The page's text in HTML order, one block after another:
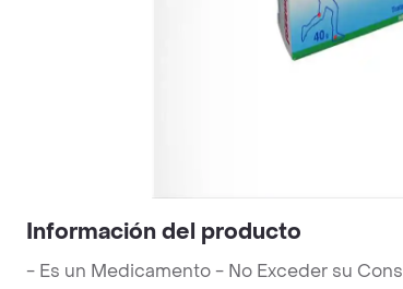
Información del producto
- Es un Medicamento - No Exceder su